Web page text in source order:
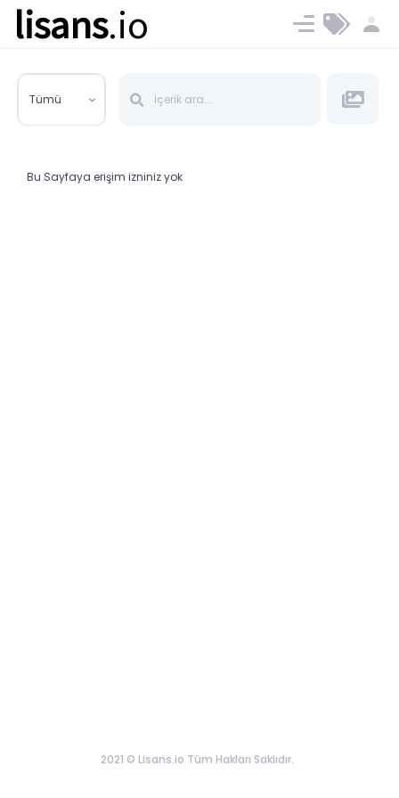
lisans.io Ücret ve Planlar
Tümü
Bu Sayfaya erişim izniniz yok
2021 © Lisans.io Tüm Hakları Saklıdır.